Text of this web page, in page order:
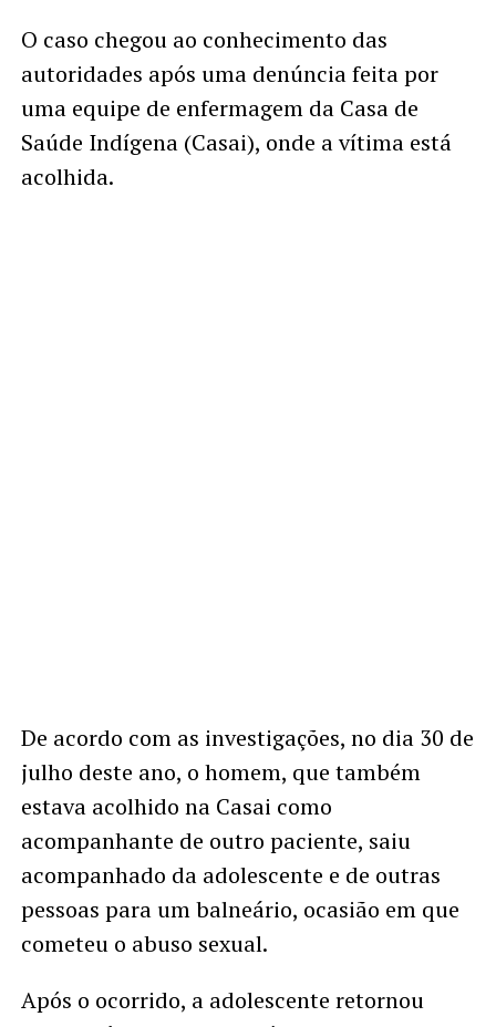
O caso chegou ao conhecimento das
autoridades após uma denúncia feita por
uma equipe de enfermagem da Casa de
Saúde Indígena (Casai), onde a vítima está
acolhida.
De acordo com as investigações, no dia 30 de
julho deste ano, o homem, que também
estava acolhido na Casai como
acompanhante de outro paciente, saiu
acompanhado da adolescente e de outras
pessoas para um balneário, ocasião em que
cometeu o abuso sexual.
Após o ocorrido, a adolescente retornou